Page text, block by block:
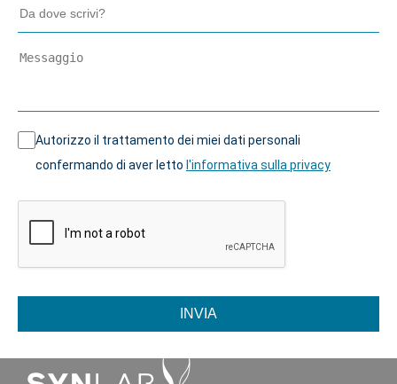
Autorizzo il trattamento dei miei dati personali
confermando di aver letto l'informativa sulla privacy
INVIA